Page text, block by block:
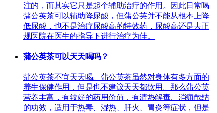
注的，而其实它只是起个辅助治疗的作用。因此日常喝
蒲公英茶可以辅助降尿酸，但蒲公英并不能从根本上降
低尿酸，也不是治疗尿酸高的特效药，尿酸高还是去正
规医院在医生的指导下进行治疗为佳。
蒲公英茶可以天天喝吗？
蒲公英茶不宜天天喝。蒲公英茶虽然对身体有多方面的
养生保健作用，但是也不建议天天都饮用。那么蒲公英
营养丰富，有较好的药用价值，有清热解毒、消痈散结
的功效，适用于热毒、湿热、肝火、胃炎等症状，但是